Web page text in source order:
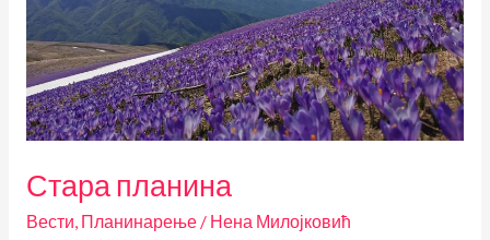
Стара планина
Вести, Планинарење/ Нена Милојковић